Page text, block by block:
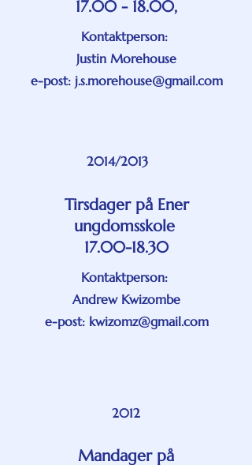
17.00 - 18.00,
Kontaktperson:
Justin Morehouse
e-post: j.s.morehouse@gmail.com
2014/2013
Tirsdager på Ener
ungdomsskole
17.00-18.30
Kontaktperson:
Andrew Kwizombe
e-post: kwizomz@gmail.com
2012
Mandager på